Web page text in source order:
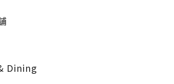
Dining